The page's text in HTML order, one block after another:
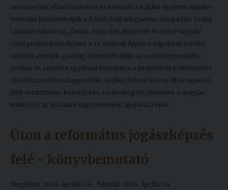
zeneszerzőt, előadóművészt és zenészt, a Kaláka együttes alapító-
vezetőjét köszönthetjük a Károli Szabadegyetem színpadán. Szabó
Lőrincet idézve az „Örülök, hogy élek, hogy élek és ember vagyok”
című pódiumbeszélgetés a 75. életévét éppen a napokban betöltő
művész életútját, gazdag életművét állítja az est középpontjába,
szóban és zenében egyaránt bemutatva a zenéhez és költészethez
fűződő személyes kapcsolatát. Gryllus Dániel 56 éve áll színpadon,
több mint tízezer koncert van a háta mögött, életműve a magyar
kultúra és az irodalmi hagyományok ápolására épül.
Úton a református jogászképzés
felé - könyvbemutató
Megjelent: 2024. április 04.
Készült: 2024. április 04.